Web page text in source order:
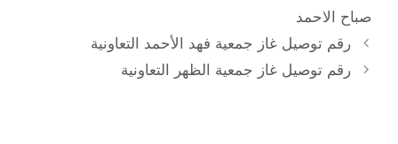
صباح الاحمد
رقم توصيل غاز جمعية فهد الأحمد التعاونية
رقم توصيل غاز جمعية الظهر التعاونية